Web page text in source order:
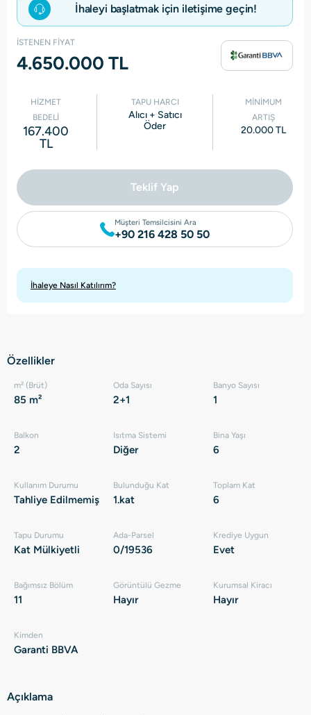
İhaleyi başlatmak için iletişime geçin!
İSTENEN FİYAT
4.650.000 TL
HİZMET
BEDELİ
167.400
TL
TAPU HARCI
Alıcı + Satıcı
Öder
MİNİMUM
ARTIŞ
20.000 TL
Teklif Yap
Müşteri Temsilcisini Ara
+90 216 428 50 50
İhaleye Nasıl Katılırım?
Özellikler
m² (Brüt)
85 m²
Oda Sayısı
2+1
Banyo Sayısı
1
Balkon
2
Isıtma Sistemi
Diğer
Bina Yaşı
6
Kullanım Durumu
Tahliye Edilmemiş
Bulunduğu Kat
1.kat
Toplam Kat
6
Tapu Durumu
Kat Mülkiyetli
Ada-Parsel
0/19536
Krediye Uygun
Evet
Bağımsız Bölüm
11
Görüntülü Gezme
Hayır
Kurumsal Kiracı
Hayır
Kimden
Garanti BBVA
Açıklama